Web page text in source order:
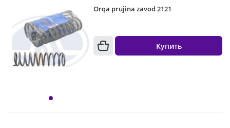
Orqa prujina zavod 2121
Купить